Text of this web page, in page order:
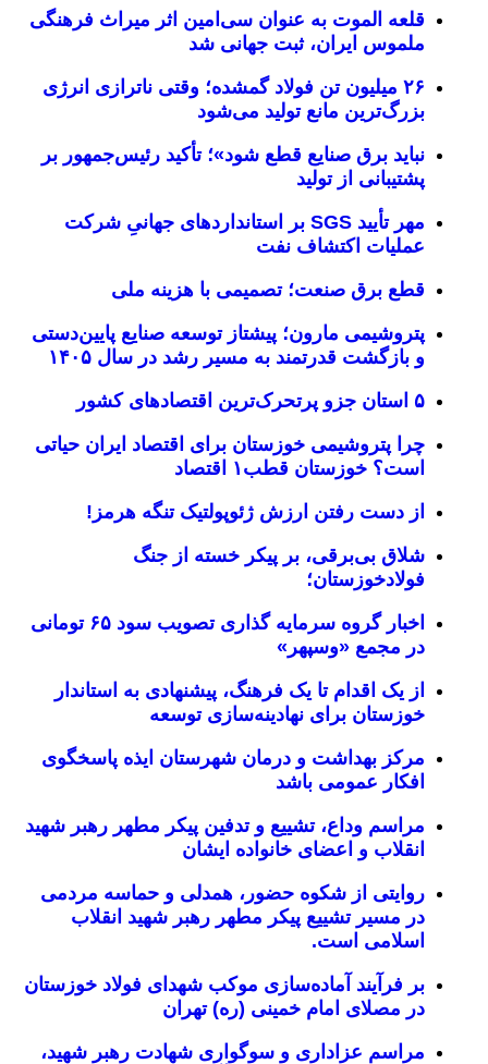
قلعه الموت به عنوان سی‌امین اثر میراث‌ فرهنگی
ملموس ایران، ثبت جهانی شد
۲۶ میلیون تن فولاد گمشده؛ وقتی ناترازی انرژی
بزرگ‌ترین مانع تولید می‌شود
نباید برق صنایع قطع شود»؛ تأکید رئیس‌جمهور بر
پشتیبانی از تولید
مهر تأیید SGS بر استانداردهای جهانیِ شرکت
عملیات اکتشاف نفت
قطع برق صنعت؛ تصمیمی با هزینه ملی
پتروشیمی مارون؛ پیشتاز توسعه صنایع پایین‌دستی
و بازگشت قدرتمند به مسیر رشد در سال ۱۴۰۵
۵ استان جزو پرتحرک‌ترین اقتصاد‌های کشور
چرا پتروشیمی خوزستان برای اقتصاد ایران حیاتی
است؟ خوزستان قطب۱ اقتصاد
از دست رفتن ارزش ژئوپولتیک تنگه هرمز!
شلاق‌ بی‌برقی، بر پیکر خسته‌ از جنگ
فولادخوزستان؛
اخبار گروه سرمایه گذاری تصویب سود ۶۵ تومانی
در مجمع «وسپهر»
از یک اقدام تا یک فرهنگ، پیشنهادی به استاندار
خوزستان برای نهادینه‌سازی توسعه
مرکز بهداشت و درمان شهرستان ایذه پاسخگوی
افکار عمومی باشد
مراسم وداع، تشییع و تدفین پیکر مطهر رهبر شهید
انقلاب و اعضای خانواده ایشان
روایتی از شکوه حضور، همدلی و حماسه مردمی
در مسیر تشییع پیکر مطهر رهبر شهید انقلاب
اسلامی است.
بر فرآیند آماده‌سازی موکب شهدای فولاد خوزستان
در مصلای امام خمینی (ره) تهران
مراسم عزاداری و سوگواری شهادت رهبر شهید،